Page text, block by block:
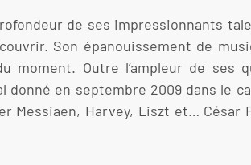
de ses impressionnants
Son épanouissement de
Outre l’ampleur de ses
en septembre 2009 dans le
Messiaen, Harvey, Liszt et… César